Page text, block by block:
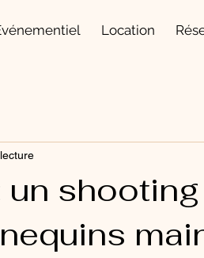
Location
un